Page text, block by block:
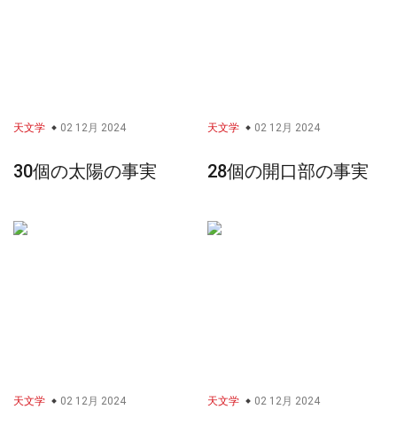
天文学 02 12月 2024
30個の太陽の事実
天文学 02 12月 2024
28個の開口部の事実
天文学 02 12月 2024 天文学 02 12月 2024